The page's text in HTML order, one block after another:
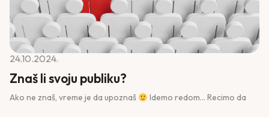
24.10.2024.
Znaš li svoju publiku?
Ako ne znaš, vreme je da upoznaš Idemo redom… Recimo da